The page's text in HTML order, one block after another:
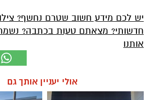
יש לכם מידע חשוב שטרם נחשף?
חדשותי? מצאתם טעות בכתבה?
אותנו
אולי יעניין אותך גם